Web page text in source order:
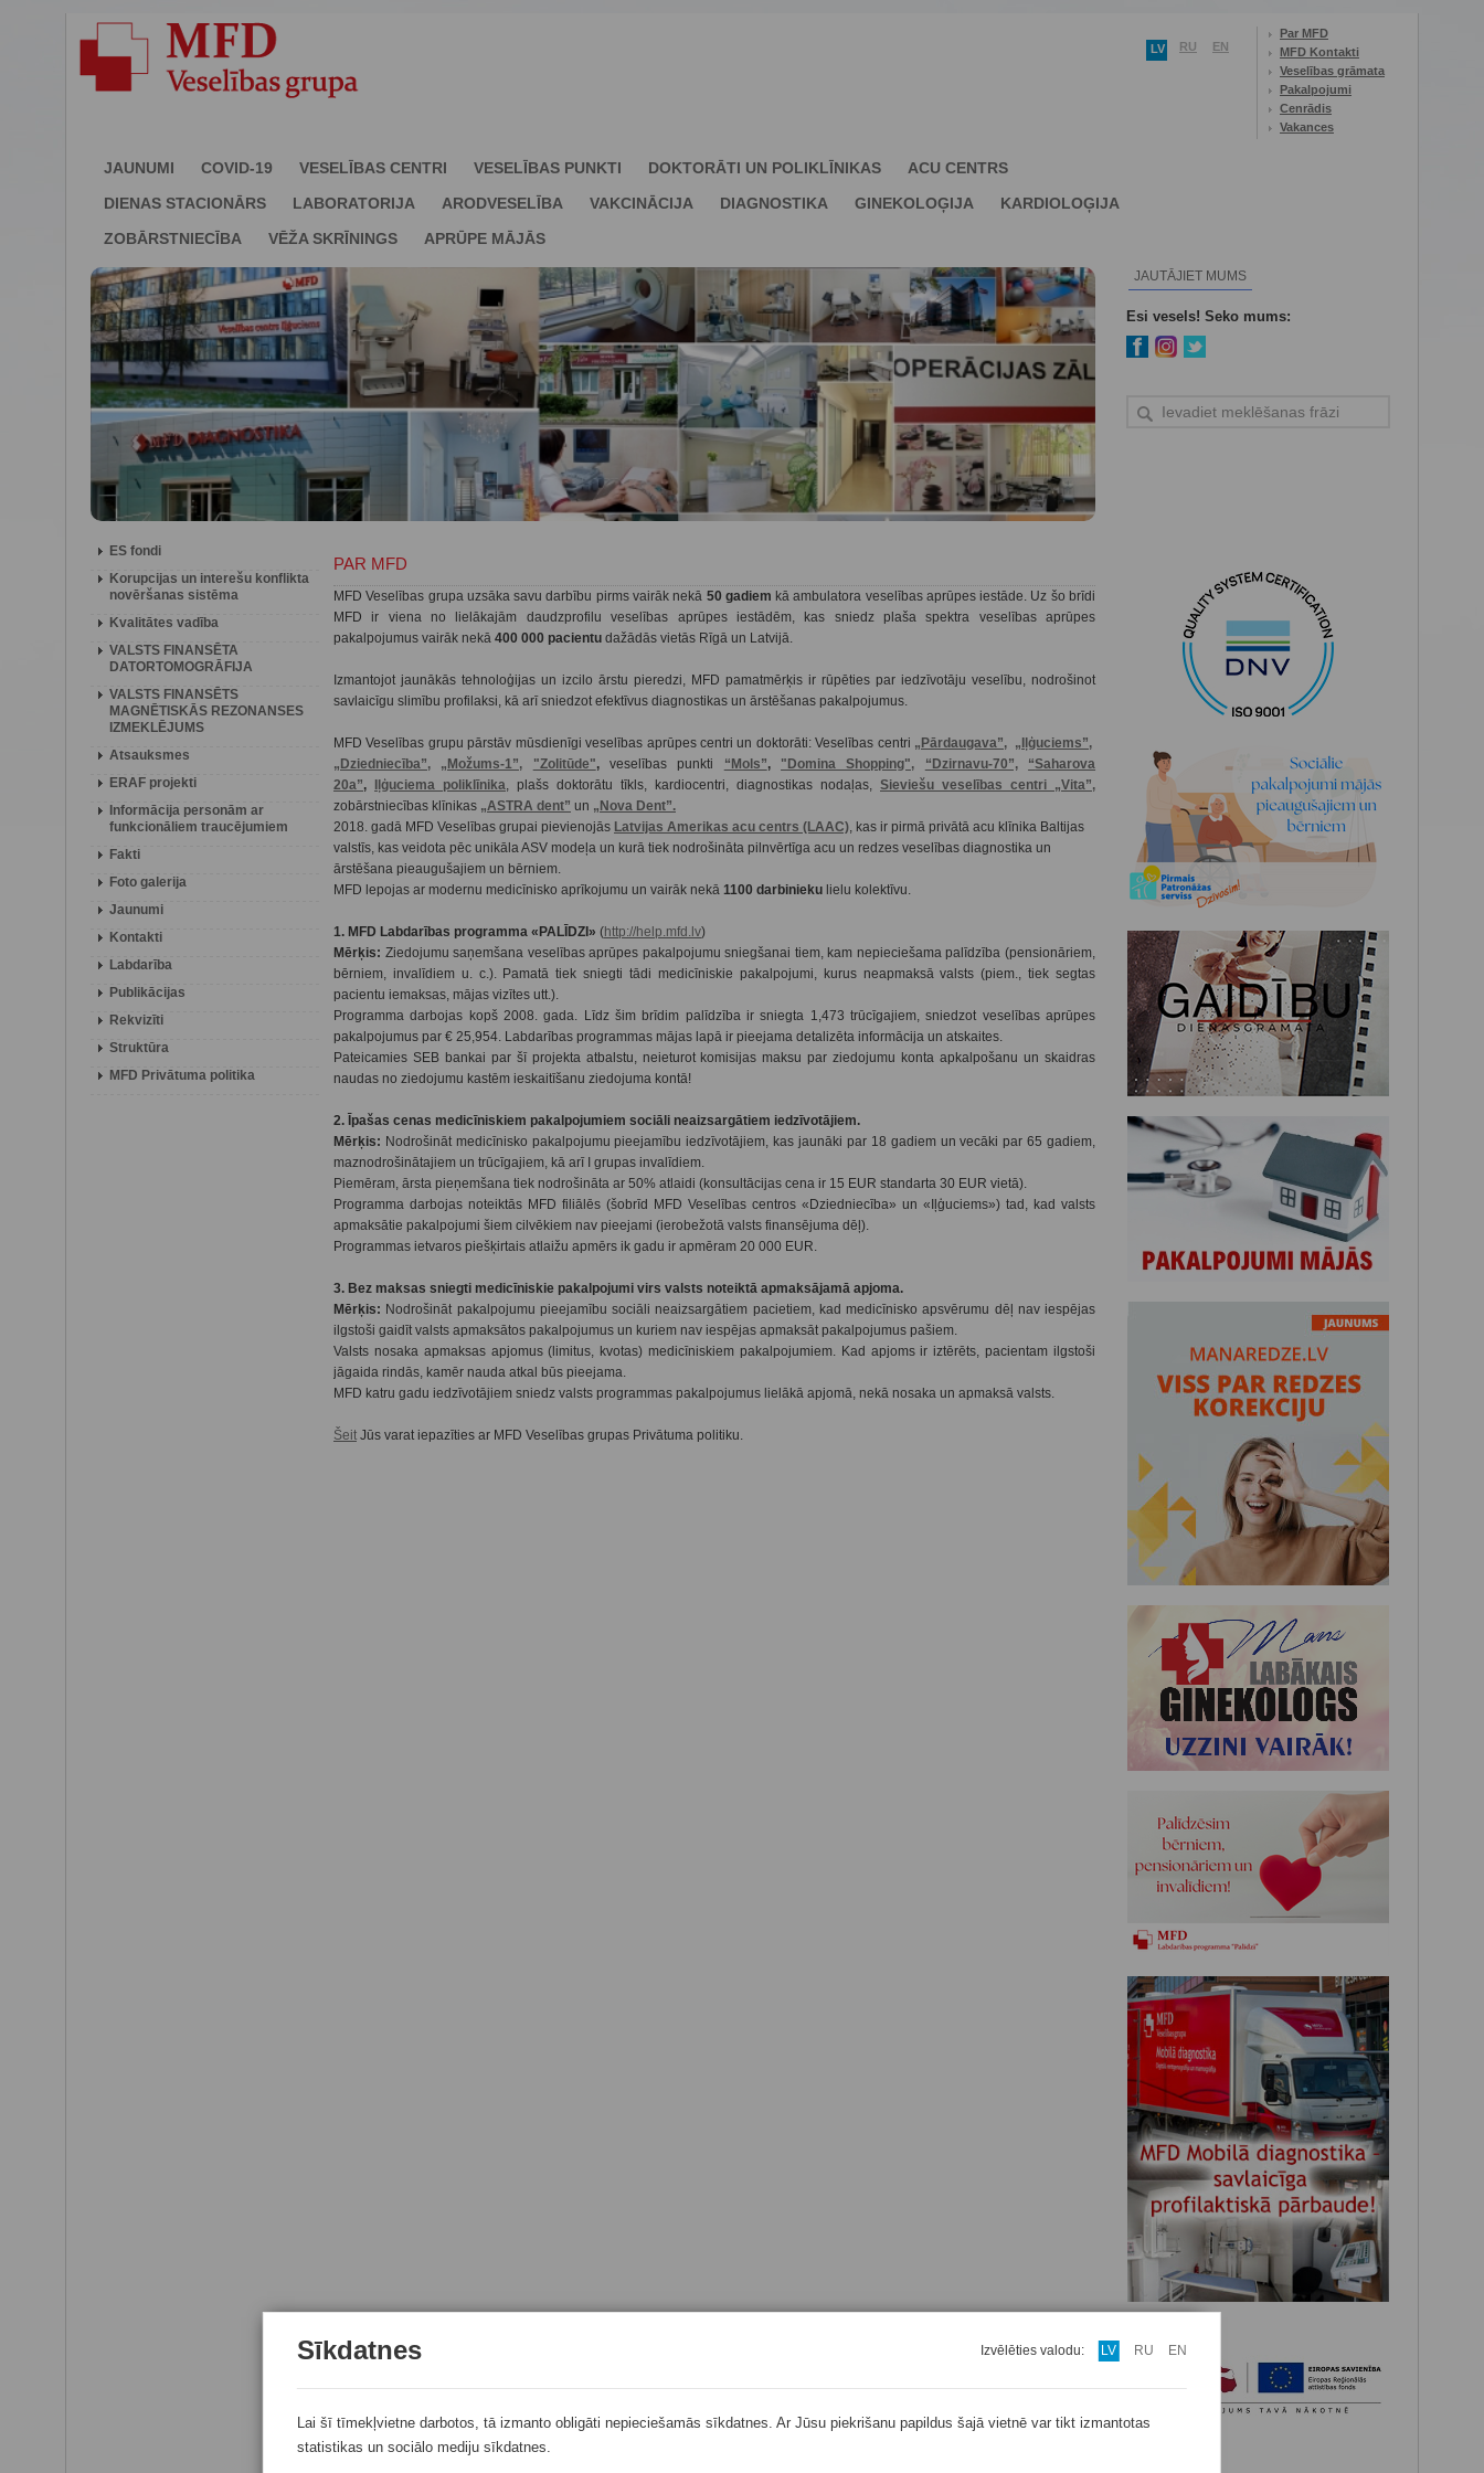
LV RU EN
Par MFD
MFD Kontakti
Veselības grāmata
Pakalpojumi
Cenrādis
Vakances
JAUNUMI COVID-19 VESELĪBAS CENTRI VESELĪBAS PUNKTI DOKTORĀTI UN POLIKLĪNIKAS
ACU CENTRS
DIENAS STACIONĀRS
LABORATORIJA ARODVESELĪBA VAKCINĀCIJA DIAGNOSTIKA GINEKOLOĢIJA
KARDIOLOĢIJA
ZOBĀRSTNIECĪBA
VĒŽA SKRĪNINGS APRŪPE MĀJĀS
JAUTĀJIET MUMS
Esi vesels! Seko mums:
ES fondi
Korupcijas un interešu konflikta
novēršanas sistēma
Kvalitātes vadība
VALSTS FINANSĒTA
DATORTOMOGRĀFIJA
VALSTS FINANSĒTS
MAGNĒTISKĀS REZONANSES
IZMEKLĒJUMS
Atsauksmes
ERAF projekti
Informācija personām ar
funkcionāliem traucējumiem
Fakti
Foto galerija
Jaunumi
Kontakti
Labdarība
Publikācijas
Rekvizīti
Struktūra
MFD Privātuma politika
PAR MFD
MFD Veselības grupa uzsāka savu darbību pirms vairāk nekā 50 gadiem kā ambulatora veselības aprūpes iestāde. Uz šo brīdi
MFD ir viena no lielākajām daudzprofilu veselības aprūpes iestādēm, kas sniedz plaša spektra veselības aprūpes
pakalpojumus vairāk nekā 400 000 pacientu dažādās vietās Rīgā un Latvijā.
Izmantojot jaunākās tehnoloģijas un izcilo ārstu pieredzi, MFD pamatmērķis ir rūpēties par iedzīvotāju veselību, nodrošinot
savlaicīgu slimību profilaksi, kā arī sniedzot efektīvus diagnostikas un ārstēšanas pakalpojumus.
MFD Veselības grupu pārstāv mūsdienīgi veselības aprūpes centri un doktorāti: Veselības centri „Pārdaugava”, „Iļģuciems”,
„Dziedniecība”,
„Možums-1”, "Zolitūde",veselības punkti “Mols”, "Domina Shopping", “Dzirnavu-70”, “Saharova
20a”, Iļģuciema poliklīnika, plašs doktorātu tīkls, kardiocentri, diagnostikas nodaļas, Sieviešu veselības centri „Vita”,
zobārstniecības klīnikas „ASTRA dent” un „Nova Dent”.
2018. gadā MFD Veselības grupai pievienojās Latvijas Amerikas acu centrs (LAAC), kas ir pirmā privātā acu klīnika Baltijas
valstīs, kas veidota pēc unikāla ASV modeļa un kurā tiek nodrošināta pilnvērtīga acu un redzes veselības diagnostika un
ārstēšana pieaugušajiem un bērniem.
MFD lepojas ar modernu medicīnisko aprīkojumu un vairāk nekā 1100 darbinieku lielu kolektīvu.
1. MFD Labdarības programma «PALĪDZI» (http://help.mfd.lv)
Mērķis: Ziedojumu saņemšana veselības aprūpes pakalpojumu sniegšanai tiem, kam nepieciešama palīdzība (pensionāriem,
bērniem, invalīdiem u. c.). Pamatā tiek sniegti tādi medicīniskie pakalpojumi, kurus neapmaksā valsts (piem., tiek segtas
pacientu iemaksas, mājas vizītes utt.).
Programma darbojas kopš 2008. gada. Līdz šim brīdim palīdzība ir sniegta 1,473 trūcīgajiem, sniedzot veselības aprūpes
pakalpojumus par € 25,954. Labdarības programmas mājas lapā ir pieejama detalizēta informācija un atskaites.
Pateicamies SEB bankai par šī projekta atbalstu, neieturot komisijas maksu par ziedojumu konta apkalpošanu un skaidras
naudas no ziedojumu kastēm ieskaitīšanu ziedojuma kontā!
2. Īpašas cenas medicīniskiem pakalpojumiem sociāli neaizsargātiem iedzīvotājiem.
Mērķis: Nodrošināt medicīnisko pakalpojumu pieejamību iedzīvotājiem, kas jaunāki par 18 gadiem un vecāki par 65 gadiem,
maznodrošinātajiem un trūcīgajiem, kā arī I grupas invalīdiem.
Piemēram, ārsta pieņemšana tiek nodrošināta ar 50% atlaidi (konsultācijas cena ir 15 EUR standarta 30 EUR vietā).
Programma darbojas noteiktās MFD filiālēs (šobrīd MFD Veselības centros «Dziedniecība» un «Iļģuciems») tad, kad valsts
apmaksātie pakalpojumi šiem cilvēkiem nav pieejami (ierobežotā valsts finansējuma dēļ).
Programmas ietvaros piešķirtais atlaižu apmērs ik gadu ir apmēram 20 000 EUR.
3. Bez maksas sniegti medicīniskie pakalpojumi virs valsts noteiktā apmaksājamā apjoma.
Mērķis: Nodrošināt pakalpojumu pieejamību sociāli neaizsargātiem pacietiem, kad medicīnisko apsvērumu dēļ nav iespējas
ilgstoši gaidīt valsts apmaksātos pakalpojumus un kuriem nav iespējas apmaksāt pakalpojumus pašiem.
Valsts nosaka apmaksas apjomus (limitus, kvotas) medicīniskiem pakalpojumiem. Kad apjoms ir iztērēts, pacientam ilgstoši
jāgaida rindās, kamēr nauda atkal būs pieejama.
MFD katru gadu iedzīvotājiem sniedz valsts programmas pakalpojumus lielākā apjomā, nekā nosaka un apmaksā valsts.
Šeit Jūs varat iepazīties ar MFD Veselības grupas Privātuma politiku.
Sīkdatnes Izvēlēties valodu: LV RU EN
Lai šī tīmekļvietne darbotos, tā izmanto obligāti nepieciešamās sīkdatnes. Ar Jūsu piekrišanu papildus šajā vietnē var tikt izmantotas
statistikas un sociālo mediju sīkdatnes.